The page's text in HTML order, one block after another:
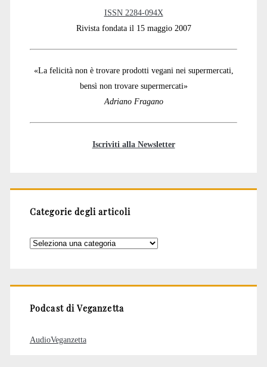
ISSN 2284-094X
Rivista fondata il 15 maggio 2007
«La felicità non è trovare prodotti vegani nei supermercati,
bensì non trovare supermercati»
Adriano Fragano
Iscriviti alla Newsletter
Categorie degli articoli
Categorie
Podcast di Veganzetta
AudioVeganzetta